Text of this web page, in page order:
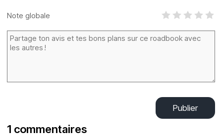
Note globale
Publier
1 commentaires